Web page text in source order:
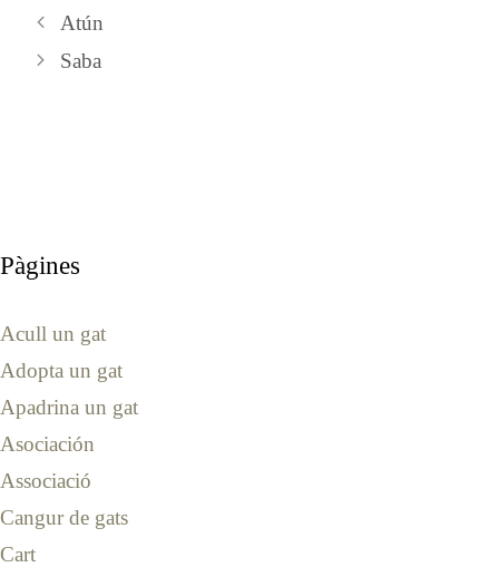
Atún
Saba
Pàgines
Acull un gat
Adopta un gat
Apadrina un gat
Asociación
Associació
Cangur de gats
Cart